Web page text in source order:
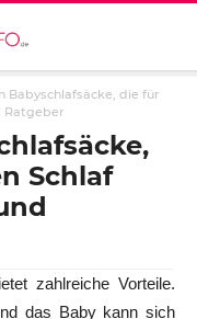
Babyschlafsäcke, die für
Ratgeber
Schlaf
zahlreiche Vorteile.
das Baby kann sich